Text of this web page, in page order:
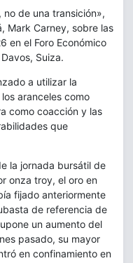
no de una transición»,
Mark Carney, sobre las
en el Foro Económico
Suiza.
a utilizar la
aranceles como
como coacción y las
que
la jornada bursátil de
onza troy, el oro en
fijado anteriormente
de referencia de
un aumento del
pasado, su mayor
en confinamiento en